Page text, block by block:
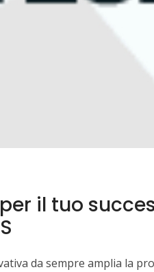
per il tuo
da sempre amplia la